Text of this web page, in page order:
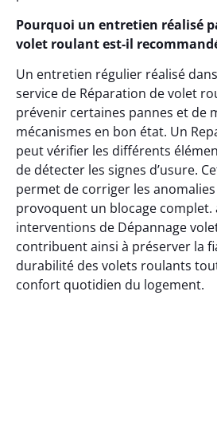
Pourquoi un entretien réalisé
volet roulant est-il
Un entretien régulier réalisé
service de Réparation de volet
prévenir certaines pannes et de
mécanismes en bon état. Un
peut vérifier les différents
de détecter les signes d’usure.
permet de corriger les anomalies
provoquent un blocage complet.
interventions de Dépannage
contribuent ainsi à préserver la
durabilité des volets roulants
confort quotidien du logement.